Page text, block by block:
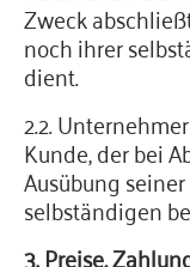
Zweck
noch ihrer
dient.
2.2.
Kunde, der bei
Ausübung
selbständigen
3. Preise,